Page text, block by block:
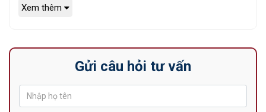
Xem thêm
Gửi câu hỏi tư vấn